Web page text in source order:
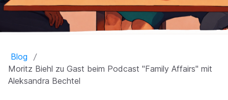
Blog
Moritz Biehl zu Gast beim Podcast "Family Affairs" mit
Aleksandra Bechtel